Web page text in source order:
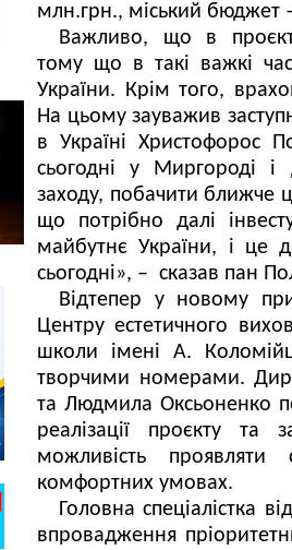
млн.грн., міський бюджет
Важливо, що в проєкті
тому що в такі важкі
України. Крім того,
На цьому зауважив
в Україні Христофорос
сьогодні у Миргороді і
заходу, побачити ближче
що потрібно далі
майбутнє України, і це
сьогодні», – сказав пан
Відтепер у новому
Центру естетичного
школи імені А.
творчими номерами.
та Людмила Оксьоненко
реалізації проєкту
можливість
комфортних умовах.
Головна спеціалістка
впровадження